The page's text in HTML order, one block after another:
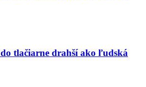
tlačiarne drahší ako ľudská